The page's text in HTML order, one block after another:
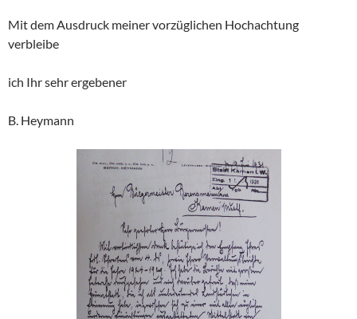
Mit dem Ausdruck meiner vorzüglichen Hochachtung
verbleibe
ich Ihr sehr ergebener
B. Heymann